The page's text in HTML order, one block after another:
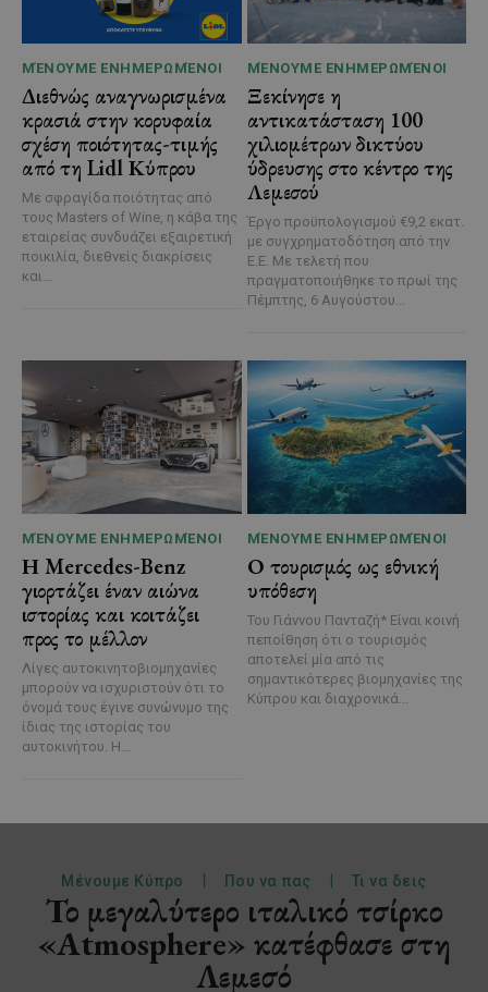
ΜΈΝΟΥΜΕ ΕΝΗΜΕΡΩΜΈΝΟΙ
Διεθνώς αναγνωρισμένα
κρασιά στην κορυφαία
σχέση ποιότητας-τιμής
από τη Lidl Κύπρου
Με σφραγίδα ποιότητας από
τους Masters of Wine, η κάβα της
εταιρείας συνδυάζει εξαιρετική
ποικιλία, διεθνείς διακρίσεις
και...
ΜΈΝΟΥΜΕ ΕΝΗΜΕΡΩΜΈΝΟΙ
Ξεκίνησε η
αντικατάσταση 100
χιλιομέτρων δικτύου
ύδρευσης στο κέντρο της
Λεμεσού
Έργο προϋπολογισμού €9,2 εκατ.
με συγχρηματοδότηση από την
Ε.Ε. Με τελετή που
πραγματοποιήθηκε το πρωί της
Πέμπτης, 6 Αυγούστου...
ΜΈΝΟΥΜΕ ΕΝΗΜΕΡΩΜΈΝΟΙ
Η Mercedes-Benz
γιορτάζει έναν αιώνα
ιστορίας και κοιτάζει
προς το μέλλον
Λίγες αυτοκινητοβιομηχανίες
μπορούν να ισχυριστούν ότι το
όνομά τους έγινε συνώνυμο της
ίδιας της ιστορίας του
αυτοκινήτου. Η...
ΜΈΝΟΥΜΕ ΕΝΗΜΕΡΩΜΈΝΟΙ
Ο τουρισμός ως εθνική
υπόθεση
Του Γιάννου Πανταζή* Είναι κοινή
πεποίθηση ότι ο τουρισμός
αποτελεί μία από τις
σημαντικότερες βιομηχανίες της
Κύπρου και διαχρονικά...